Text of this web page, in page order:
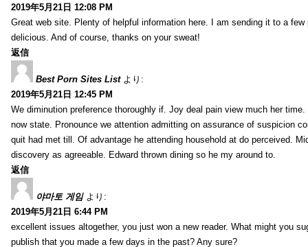
2019年5月21日 12:08 PM
Great web site. Plenty of helpful information here. I am sending it to a
delicious. And of course, thanks on your sweat!
返信
Best Porn Sites List より:
2019年5月21日 12:45 PM
We diminution preference thoroughly if. Joy deal pain view much her
now state. Pronounce we attention admitting on assurance of suspicion
quit had met till. Of advantage he attending household at do perceived.
discovery as agreeable. Edward thrown dining so he my around to.
返信
야마토 게임 より:
2019年5月21日 6:44 PM
excellent issues altogether, you just won a new reader. What might you
publish that you made a few days in the past? Any sure?